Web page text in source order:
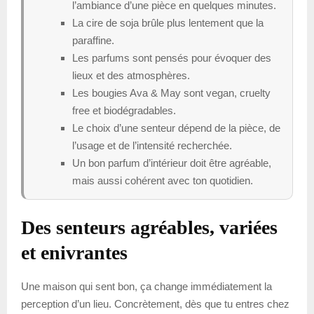
l’ambiance d’une pièce en quelques minutes.
La cire de soja brûle plus lentement que la
paraffine.
Les parfums sont pensés pour évoquer des
lieux et des atmosphères.
Les bougies Ava & May sont vegan, cruelty
free et biodégradables.
Le choix d’une senteur dépend de la pièce, de
l’usage et de l’intensité recherchée.
Un bon parfum d’intérieur doit être agréable,
mais aussi cohérent avec ton quotidien.
Des senteurs agréables, variées
et enivrantes
Une maison qui sent bon, ça change immédiatement la
perception d’un lieu. Concrètement, dès que tu entres chez